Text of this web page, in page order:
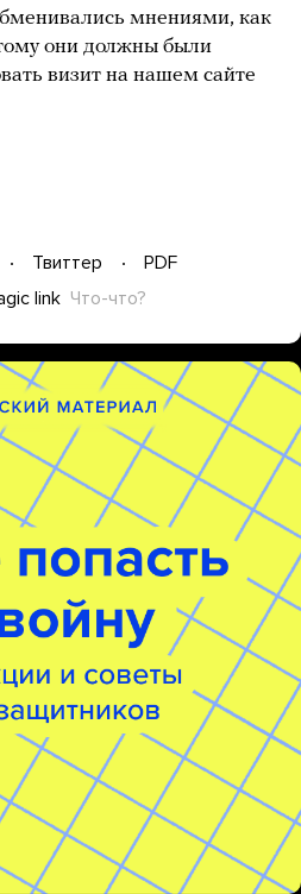
мнениями, как
они должны были
визит на нашем сайте
Твиттер
PDF
link Что-что?